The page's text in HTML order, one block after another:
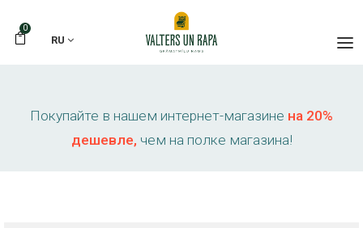
0
RU
Покупайте в нашем интернет-магазине на 20%
дешевле, чем на полке магазина!